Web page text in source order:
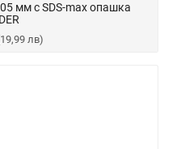
мм с SDS-max опашка
лв)